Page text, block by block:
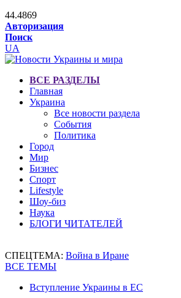
44.4869
Авторизация
Поиск
UA
ВСЕ РАЗДЕЛЫ
Главная
Украина
Все новости раздела
События
Политика
Город
Мир
Бизнес
Спорт
Lifestyle
Шоу-биз
Наука
БЛОГИ ЧИТАТЕЛЕЙ
СПЕЦТЕМА: Война в Иране
ВСЕ ТЕМЫ
Вступление Украины в ЕС